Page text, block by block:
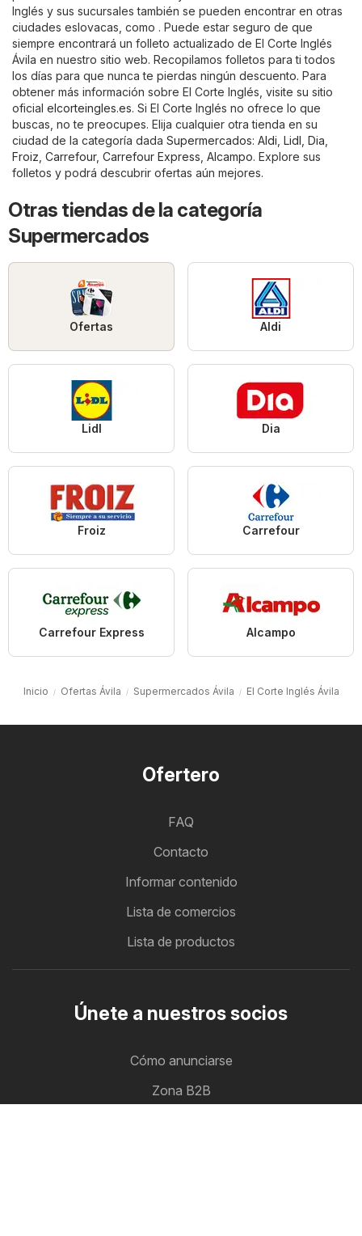
Inglés y sus sucursales también se pueden encontrar en otras
ciudades eslovacas, como . Puede estar seguro de que
siempre encontrará un folleto actualizado de El Corte Inglés
Ávila en nuestro sitio web. Recopilamos folletos para ti todos
los días para que nunca te pierdas ningún descuento. Para
obtener más información sobre El Corte Inglés, visite su sitio
oficial elcorteingles.es. Si El Corte Inglés no ofrece lo que
buscas, no te preocupes. Elija cualquier otra tienda en su
ciudad de la categoría dada Supermercados: Aldi Lidl Dia
Froiz Carrefour, Carrefour Express Alcampo. Explore sus
folletos y podrá descubrir ofertas aún mejores.
Otras tiendas de la categoría
Supermercados
Ofertas Aldi
Lidl Dia
Froiz Carrefour
Carrefour Express Alcampo
Inicio Ofertas Ávila Supermercados Ávila El Corte Inglés Ávila
Ofertero
FAQ
Contacto
Informar contenido
Lista de comercios
Lista de productos
Únete a nuestros socios
Cómo anunciarse
Zona B2B